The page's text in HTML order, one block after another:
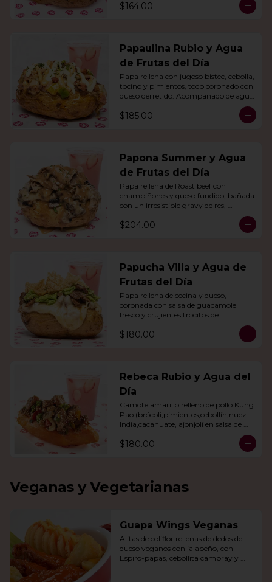
$164.00
Papaulina Rubio y Agua
de Frutas del Día
Papa rellena con jugoso bistec, cebolla,
tocino y pimientos, todo coronado con
queso derretido. Acompañado de agua
$185.00
Papona Summer y Agua
de Frutas del Día
Papa rellena de Roast beef con
champiñones y queso fundido, bañada
con un irresistible gravy de res,
$204.00
Papucha Villa y Agua de
Frutas del Día
Papa rellena de cecina y queso,
coronada con salsa de guacamole
fresco y crujientes trocitos de
agua del día.
$180.00
Rebeca Rubio y Agua del
Día
Camote amarillo relleno de pollo Kung
Pao (brócoli,pimientos,cebollín,nuez
India,cacahuate, ajonjolí en salsa de
$180.00
Veganas y Vegetarianas
Guapa Wings Veganas
Alitas de coliflor rellenas de dedos de
queso veganos con jalapeño, con
Espiro-papas, cebollita cambray y